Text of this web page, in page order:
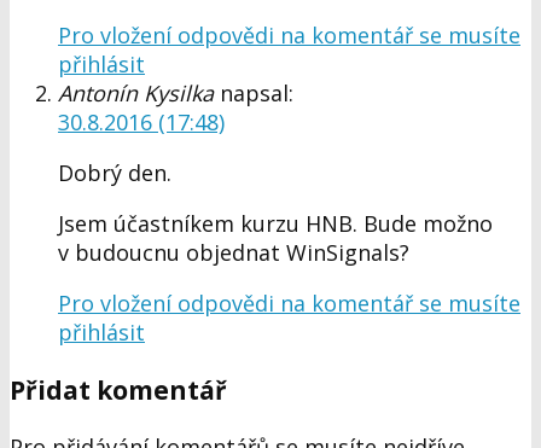
Pro vložení odpovědi na komentář se musíte
přihlásit
Antonín Kysilka napsal:
30.8.2016 (17:48)
Dobrý den.
Jsem účastníkem kurzu HNB. Bude možno
v budoucnu objednat WinSignals?
Pro vložení odpovědi na komentář se musíte
přihlásit
Přidat komentář